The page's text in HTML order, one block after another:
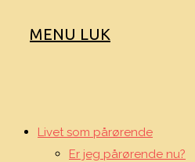
MENU LUK
Livet som pårørende
Er jeg pårørende nu?